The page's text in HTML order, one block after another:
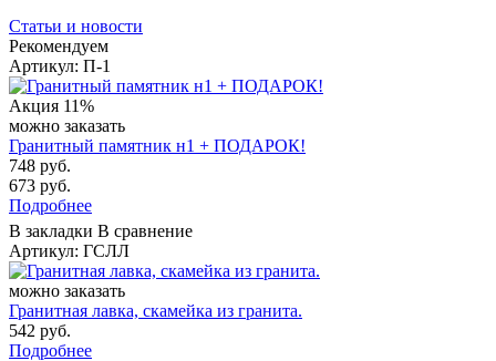
Статьи и новости
Рекомендуем
Артикул: П-1
Акция 11%
можно заказать
Гранитный памятник н1 + ПОДАРОК!
748 руб.
673 руб.
Подробнее
В закладки В сравнение
Артикул: ГСЛЛ
можно заказать
Гранитная лавка, скамейка из гранита.
542 руб.
Подробнее